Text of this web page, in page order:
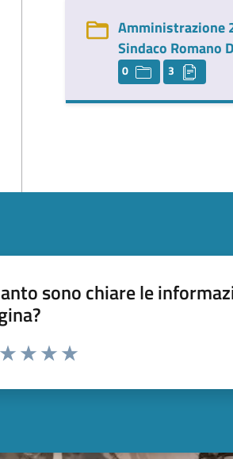
Amministrazione
Sindaco Romano
0 3
sono chiare le
da 1 a 5 stelle la pagina